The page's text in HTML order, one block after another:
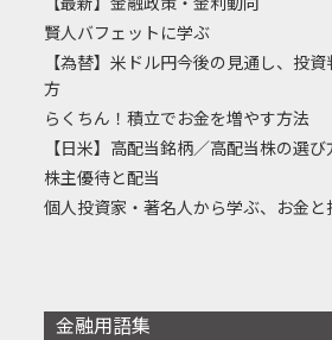
賢人バフェットに学ぶ
【為替】米ドル円今後の見通し、投
方
らくちん！積立でお金を増やす方法
【日米】高配当銘柄／高配当株の選び
株主優待と配当
個人投資家・著名人から学ぶ、お金と
金融用語集